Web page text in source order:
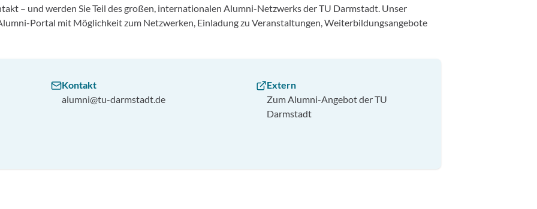
– und werden Sie Teil des großen, internationalen Alumni-Netzwerks der TU Darmstadt. Unser
Portal mit Möglichkeit zum Netzwerken, Einladung zu Veranstaltungen, Weiterbildungsangebote
Kontakt
alumni@tu-darmstadt.de
Extern
Zum Alumni-Angebot der TU
Darmstadt